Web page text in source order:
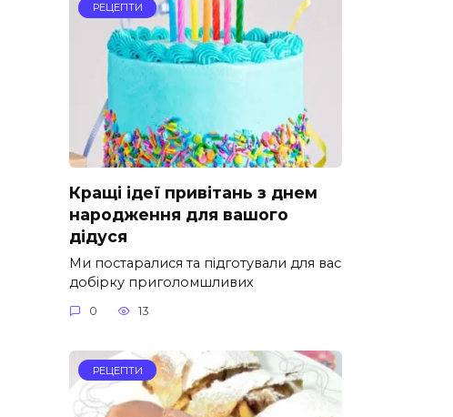
РЕЦЕПТИ
Кращі ідеї привітань з днем
народження для вашого
дідуся
Ми постаралися та підготували для вас
добірку приголомшливих
0 13
РЕЦЕПТИ